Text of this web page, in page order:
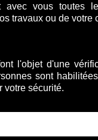
avec vous toutes
travaux ou de votre
l'objet d'une
sont
votre sécurité.